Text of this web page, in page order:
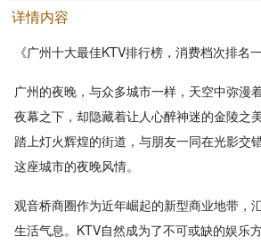
详情内容
《广州十大最佳KTV排行榜，消费档次排名一
广州的夜晚，与众多城市一样，天空中弥漫
夜幕之下，却隐藏着让人心醉神迷的金陵之
踏上灯火辉煌的街道，与朋友一同在光影交
这座城市的夜晚风情。
观音桥商圈作为近年崛起的新型商业地带，
生活气息。KTV自然成为了不可或缺的娱乐